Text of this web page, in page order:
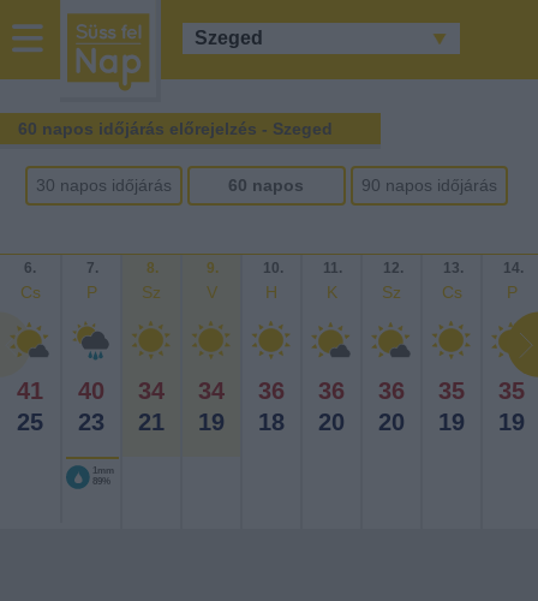
sussfelnap.hu
időjárás
60 napos időjárás előrejelzés - Szeged
30 napos időjárás
előrejelzés
60 napos
időjárás
90 napos időjárás
előrejelzés
6.
Cs
41
25
7.
P
40
23
1mm
89%
8.
Sz
34
21
9.
V
34
19
10.
H
36
18
11.
K
36
20
12.
Sz
36
20
13.
Cs
35
19
14.
P
35
19